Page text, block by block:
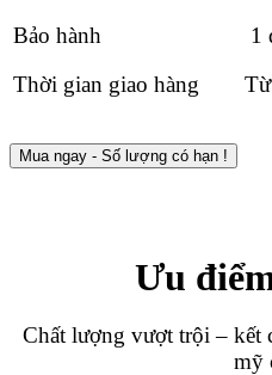
Bảo hành
1
Thời gian giao hàng
Mua ngay - Số lượng có hạn !
Ưu
Chất lượng vượt trội – kết
mỹ